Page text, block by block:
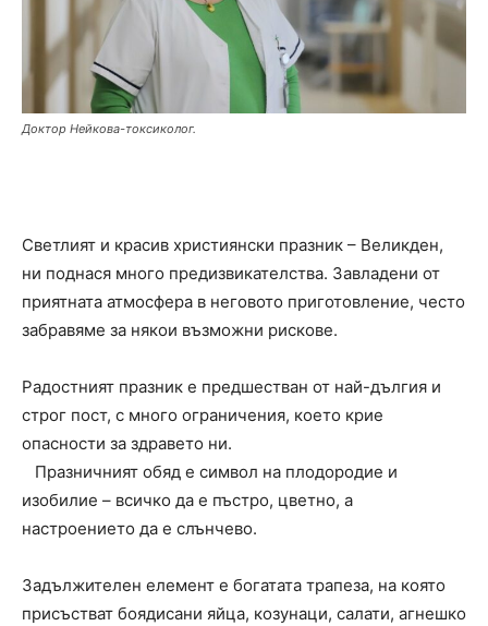
Доктор Нейкова-токсиколог.
Светлият и красив християнски празник – Великден,
ни поднася много предизвикателства. Завладени от
приятната атмосфера в неговото приготовление, често
забравяме за някои възможни рискове.
Радостният празник е предшестван от най-дългия и
строг пост, с много ограничения, което крие
опасности за здравето ни.
Празничният обяд е символ на плодородие и
изобилие – всичко да е пъстро, цветно, а
настроението да е слънчево.
Задължителен елемент е богатата трапеза, на която
присъстват боядисани яйца, козунаци, салати, агнешко